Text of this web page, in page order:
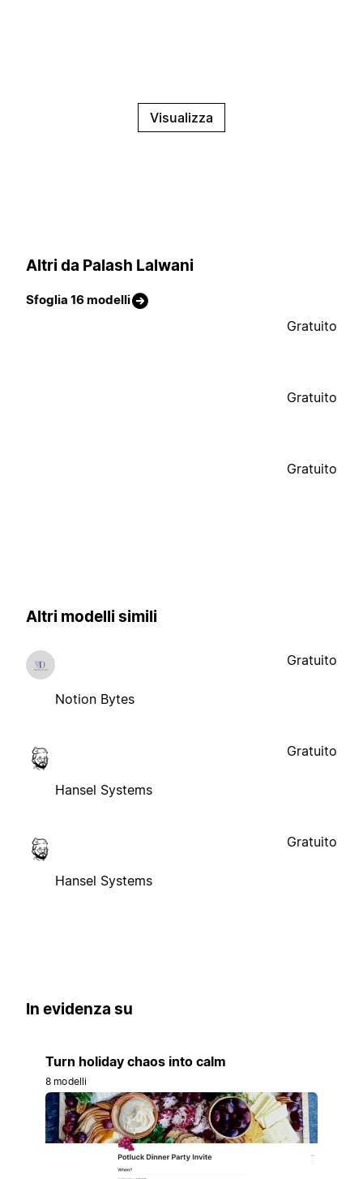
Visualizza
Altri da Palash Lalwani
Sfoglia 16 modelli
Gratuito
Gratuito
Gratuito
Altri modelli simili
Notion Bytes
Gratuito
Hansel Systems
Gratuito
Hansel Systems
Gratuito
In evidenza su
Turn holiday chaos into calm
8 modelli